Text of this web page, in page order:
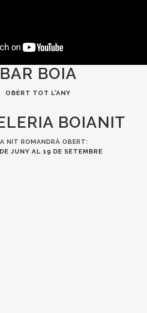
BAR BOIA
OBERT TOT L’ANY
BOIANIT
NIT ROMANDRÀ OBERT:
JUNY AL 19 DE SETEMBRE